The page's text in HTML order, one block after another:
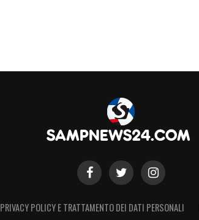
PRIVACY POLICY E TRATTAMENTO DEI DATI PERSONALI